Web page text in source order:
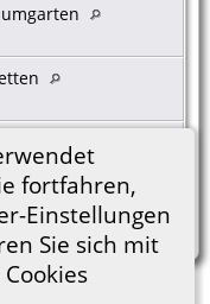
fortfahren,
Einstellungen
Sie sich mit
|F7523